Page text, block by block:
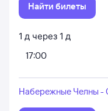
Найти билеты
1 д через 1 д
17:00
Набережные Челны -